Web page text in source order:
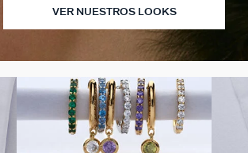
VER NUESTROS LOOKS